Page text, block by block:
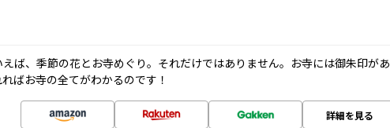
ば、季節の花とお寺めぐり。それだけではありません。お寺には御朱印があ
ばお寺の全てがわかるのです！
詳細を見る